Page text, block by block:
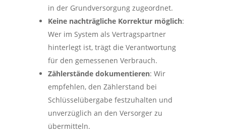
in der Grundversorgung zugeordnet.
Keine nachträgliche Korrektur möglich:
Wer im System als Vertragspartner
hinterlegt ist, trägt die Verantwortung
für den gemessenen Verbrauch.
Zählerstände dokumentieren: Wir
empfehlen, den Zählerstand bei
Schlüsselübergabe festzuhalten und
unverzüglich an den Versorger zu
übermitteln.